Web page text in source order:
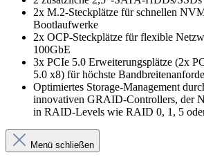
2x M.2-Steckplätze für schnellen
Bootlaufwerke
2x OCP-Steckplätze für flexible
100GbE
3x PCIe 5.0 Erweiterungsplätze (2x
5.0 x8) für höchste
Optimiertes Storage-Management
innovativen GRAID-Controllers, der
in RAID-Levels wie RAID 0, 1, 5
Menü schließen